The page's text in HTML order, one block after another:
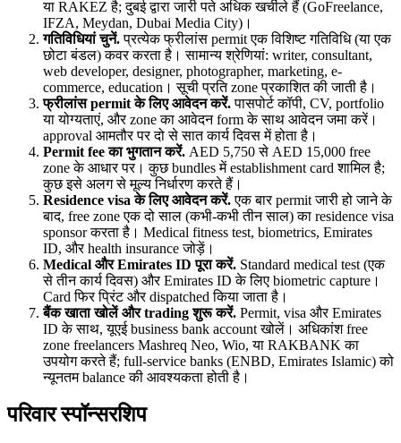
या RAKEZ है; दुबई द्वारा जारी पते अधिक खर्चीले हैं (GoFreelance,
IFZA, Meydan, Dubai Media City)।
गतिविधियां चुनें. प्रत्येक फ्रीलांस permit एक विशिष्ट गतिविधि (या एक
छोटा बंडल) कवर करता है। सामान्य श्रेणियां: writer, consultant,
web developer, designer, photographer, marketing, e-
commerce, education। सूची प्रति zone प्रकाशित की जाती है।
फ्रीलांस permit के लिए आवेदन करें. पासपोर्ट कॉपी, CV, portfolio
या योग्यताएं, और zone का आवेदन form के साथ आवेदन जमा करें।
approval आमतौर पर दो से सात कार्य दिवस में होता है।
Permit fee का भुगतान करें. AED 5,750 से AED 15,000 free
zone के आधार पर। कुछ bundles में establishment card शामिल है;
कुछ इसे अलग से मूल्य निर्धारण करते हैं।
Residence visa के लिए आवेदन करें. एक बार permit जारी हो जाने के
बाद, free zone एक दो साल (कभी-कभी तीन साल) का residence visa
sponsor करता है। Medical fitness test, biometrics, Emirates
ID, और health insurance जोड़ें।
Medical और Emirates ID पूरा करें. Standard medical test (एक
से तीन कार्य दिवस) और Emirates ID के लिए biometric capture।
Card फिर प्रिंट और dispatched किया जाता है।
बैंक खाता खोलें और trading शुरू करें. Permit, visa और Emirates
ID के साथ, यूएई business bank account खोलें। अधिकांश free
zone freelancers Mashreq Neo, Wio, या RAKBANK का
उपयोग करते हैं; full-service banks (ENBD, Emirates Islamic) को
न्यूनतम balance की आवश्यकता होती है।
परिवार स्पॉन्सरशिप